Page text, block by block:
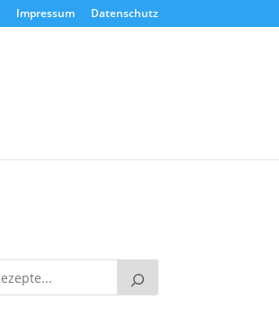
Impressum Datenschutz